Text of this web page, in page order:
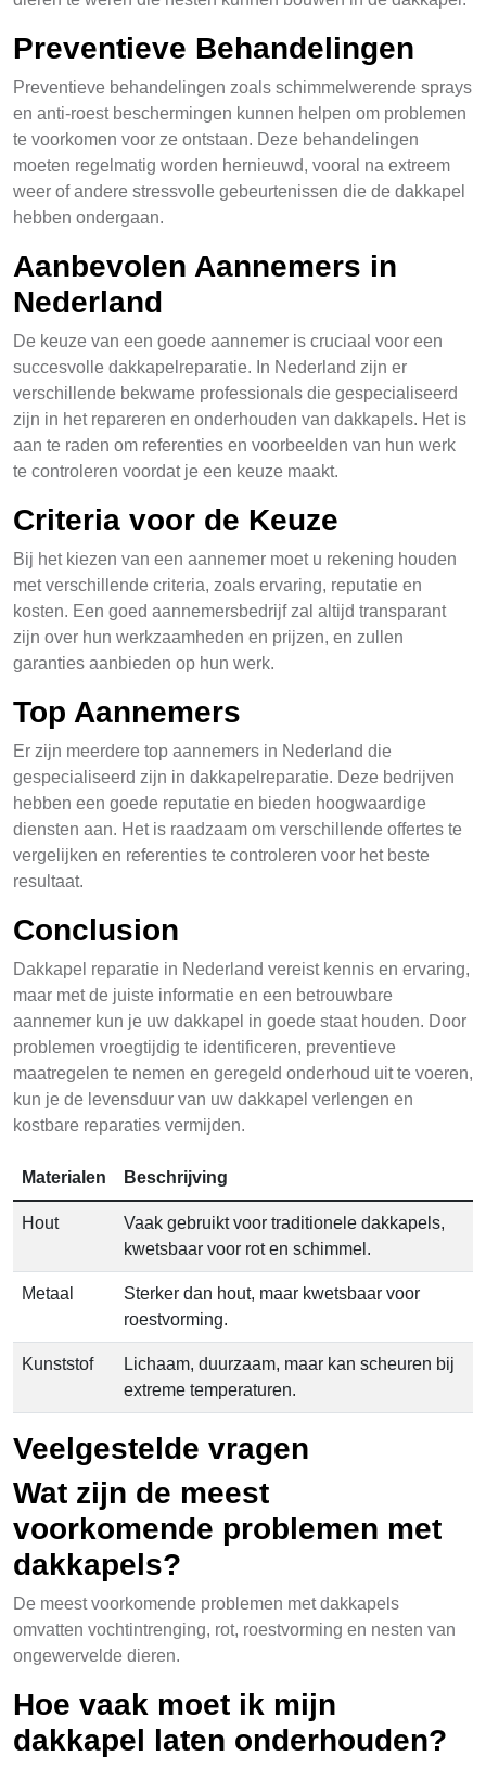
Preventieve Behandelingen
Preventieve behandelingen zoals schimmelwerende sprays
en anti-roest beschermingen kunnen helpen om problemen
te voorkomen voor ze ontstaan. Deze behandelingen
moeten regelmatig worden hernieuwd, vooral na extreem
weer of andere stressvolle gebeurtenissen die de dakkapel
hebben ondergaan.
Aanbevolen Aannemers in
Nederland
De keuze van een goede aannemer is cruciaal voor een
succesvolle dakkapelreparatie. In Nederland zijn er
verschillende bekwame professionals die gespecialiseerd
zijn in het repareren en onderhouden van dakkapels. Het is
aan te raden om referenties en voorbeelden van hun werk
te controleren voordat je een keuze maakt.
Criteria voor de Keuze
Bij het kiezen van een aannemer moet u rekening houden
met verschillende criteria, zoals ervaring, reputatie en
kosten. Een goed aannemersbedrijf zal altijd transparant
zijn over hun werkzaamheden en prijzen, en zullen
garanties aanbieden op hun werk.
Top Aannemers
Er zijn meerdere top aannemers in Nederland die
gespecialiseerd zijn in dakkapelreparatie. Deze bedrijven
hebben een goede reputatie en bieden hoogwaardige
diensten aan. Het is raadzaam om verschillende offertes te
vergelijken en referenties te controleren voor het beste
resultaat.
Conclusion
Dakkapel reparatie in Nederland vereist kennis en ervaring,
maar met de juiste informatie en een betrouwbare
aannemer kun je uw dakkapel in goede staat houden. Door
problemen vroegtijdig te identificeren, preventieve
maatregelen te nemen en geregeld onderhoud uit te voeren,
kun je de levensduur van uw dakkapel verlengen en
kostbare reparaties vermijden.
Materialen Beschrijving
Hout
Vaak gebruikt voor traditionele dakkapels,
kwetsbaar voor rot en schimmel.
Metaal
Sterker dan hout, maar kwetsbaar voor
roestvorming.
Kunststof
Lichaam, duurzaam, maar kan scheuren bij
extreme temperaturen.
Veelgestelde vragen
Wat zijn de meest
voorkomende problemen met
dakkapels?
De meest voorkomende problemen met dakkapels
omvatten vochtintrenging, rot, roestvorming en nesten van
ongewervelde dieren.
Hoe vaak moet ik mijn
dakkapel laten onderhouden?